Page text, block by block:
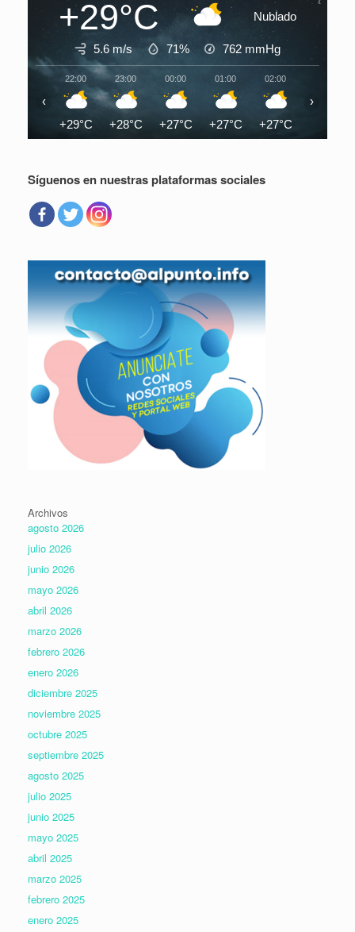
+29°C Nublado
5.6 m/s 71% 762 mmHg
22:00
+29°C
23:00
+28°C
00:00
+27°C
01:00
+27°C
02:00
+27°C
‹ ›
Síguenos en nuestras plataformas sociales
Archivos
agosto 2026
julio 2026
junio 2026
mayo 2026
abril 2026
marzo 2026
febrero 2026
enero 2026
diciembre 2025
noviembre 2025
octubre 2025
septiembre 2025
agosto 2025
julio 2025
junio 2025
mayo 2025
abril 2025
marzo 2025
febrero 2025
enero 2025